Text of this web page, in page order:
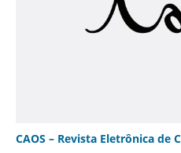
CAOS – Revista Eletrônica de